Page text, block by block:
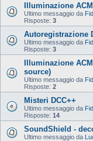
Illuminazione
Ultimo messaggio da
Risposte: 3
Autoregistrazione
Ultimo messaggio da
Risposte: 3
Illuminazione
source)
Ultimo messaggio da
Risposte: 2
Misteri DCC++
Ultimo messaggio da
Risposte: 14
SoundShield -
Ultimo messaggio da